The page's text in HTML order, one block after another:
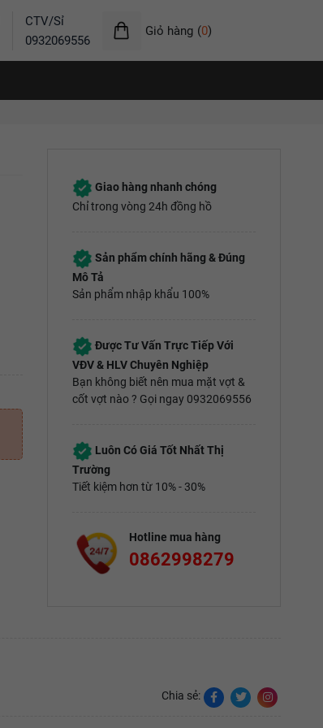
CTV/Sỉ
0932069556
Giỏ hàng (0)
Giao hàng nhanh chóng
Chỉ trong vòng 24h đồng hồ
Sản phẩm chính hãng & Đúng
Mô Tả
Sản phẩm nhập khẩu 100%
Được Tư Vấn Trực Tiếp Với
VĐV & HLV Chuyên Nghiệp
Bạn không biết nên mua mặt vợt &
cốt vợt nào ? Gọi ngay 0932069556
Luôn Có Giá Tốt Nhất Thị
Trường
Tiết kiệm hơn từ 10% - 30%
Hotline mua hàng
0862998279
Chia sẻ: